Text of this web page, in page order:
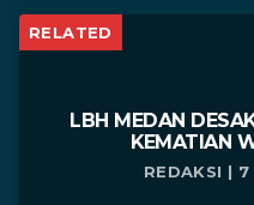
RELATED
LBH MEDAN
KEMATIAN
REDAKSI |